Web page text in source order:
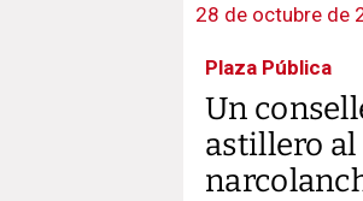
28 de octubre de
Plaza Pública
Un
astillero